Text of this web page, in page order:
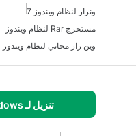
ونرار لنظام ويندوز 7
مستخرج Rar لنظام ويندوز
وين رار مجاني لنظام ويندوز
تنزيل لـ Windows